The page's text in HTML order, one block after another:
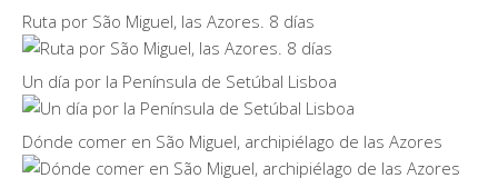
Ruta por São Miguel, las Azores. 8 días
Un día por la Península de Setúbal Lisboa
Dónde comer en São Miguel, archipiélago de las Azores